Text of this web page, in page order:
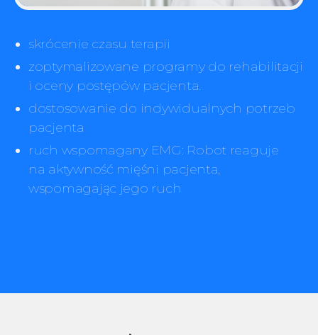
skrócenie czasu terapii
zoptymalizowane programy do rehabilitacji
i oceny postępów pacjenta.
dostosowanie do indywidualnych potrzeb
pacjenta
ruch wspomagany EMG: Robot reaguje
na aktywność mięśni pacjenta,
wspomagając jego ruch